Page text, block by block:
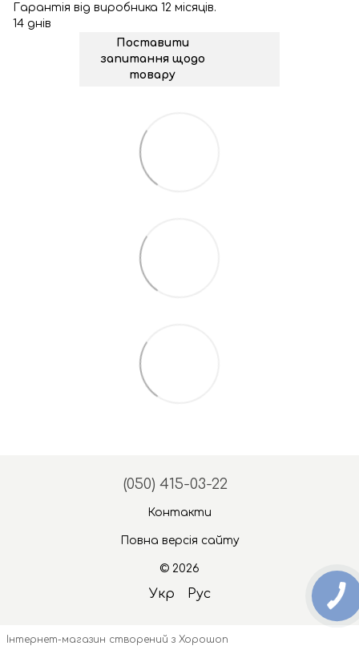
Гарантія від виробника 12 місяців.
14 днів
Поставити
запитання щодо
товару
(050) 415-03-22
Контакти
Повна версія сайту
© 2026
Укр Рус
Інтернет-магазин створений з Хорошоп